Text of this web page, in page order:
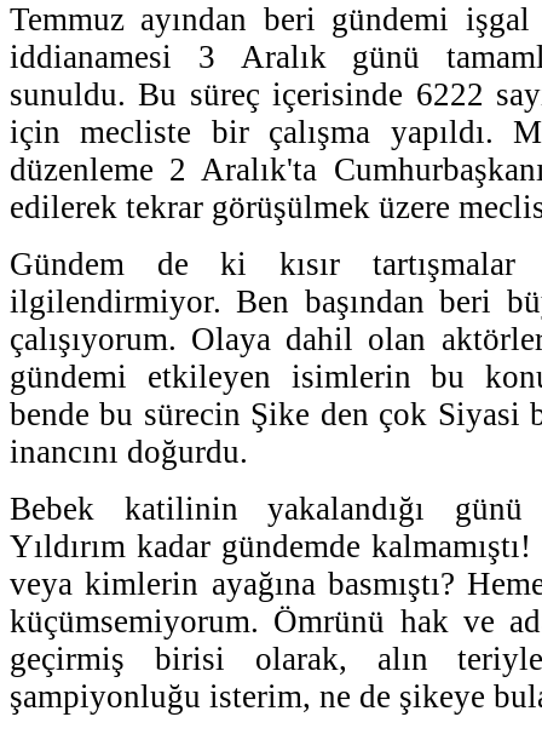
Temmuz ayından beri gündemi
iddianamesi 3 Aralık günü
sunuldu. Bu süreç içerisinde 6222
için mecliste bir çalışma yapıldı.
düzenleme 2 Aralık'ta
edilerek tekrar görüşülmek üzere
Gündem de ki kısır
ilgilendirmiyor. Ben başından beri
çalışıyorum. Olaya dahil olan
gündemi etkileyen isimlerin bu
bende bu sürecin Şike den çok Siyasi
inancını doğurdu.
Bebek katilinin yakalandığı günü
Yıldırım kadar gündemde
veya kimlerin ayağına basmıştı?
küçümsemiyorum. Ömrünü hak ve
geçirmiş birisi olarak, alın teriyle
şampiyonluğu isterim, ne de şikeye